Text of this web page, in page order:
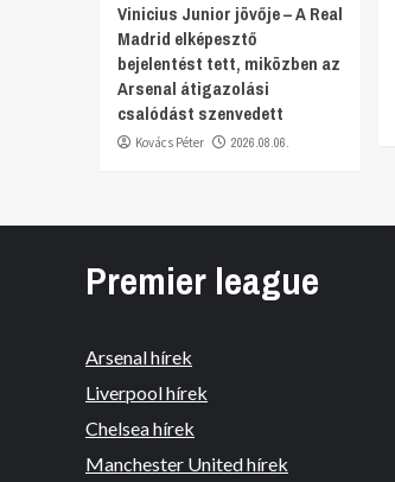
Vinicius Junior jövője – A Real
Madrid elképesztő
bejelentést tett, miközben az
Arsenal átigazolási
csalódást szenvedett
Kovács Péter 2026.08.06.
Premier league
Arsenal hírek
Liverpool hírek
Chelsea hírek
Manchester United hírek